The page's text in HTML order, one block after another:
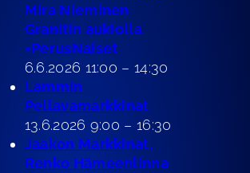
Mira Nieminen
Granitin aukiolla
+PerusNaiset
6.6.2026 11:00 – 14:30
Lammin
Pellavamarkkinat
13.6.2026 9:00 – 16:30
Jaakon Markkinat,
Renko Hämeenlinna